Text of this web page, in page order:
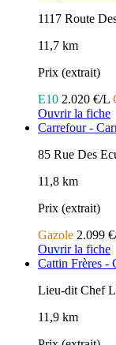
1117 Route
11,7 km
Prix (extrait)
E10 2.020 €/L
Ouvrir la fiche
Carrefour -
85 Rue Des
11,8 km
Prix (extrait)
Gazole 2.099
Ouvrir la fiche
Cattin Frères -
Lieu-dit Chef
11,9 km